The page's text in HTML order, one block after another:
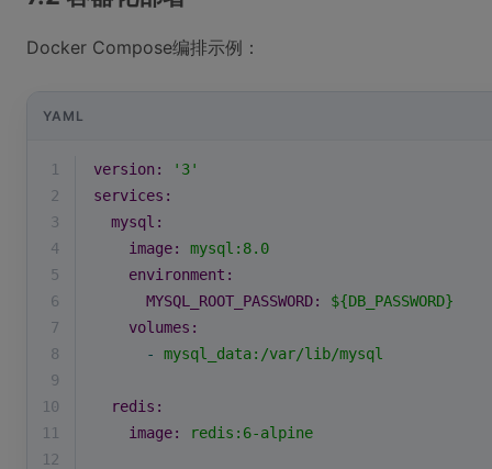
Docker Compose编排示例：
YAML
1 version:
'3'
2
services:
3
mysql:
4
image:
mysql:8.0
5
environment:
6
MYSQL_ROOT_PASSWORD:
${DB_PASSWORD}
7
volumes:
8
-
mysql_data:/var/lib/mysql
9
10
redis:
11
image:
redis:6-alpine
12